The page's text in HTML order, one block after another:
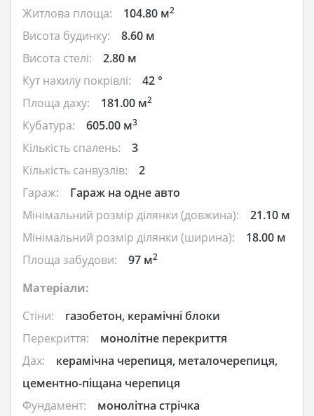
Житлова площа: 104.80 м2
Висота будинку:
8.60 м
Висота стелі:
2.80 м
Кут нахилу покрівлі:
42 °
Площа даху:
181.00 м2
Кубатура: 605.00 м3
Кількість спалень:
3
Кількість санвузлів:
2
Гараж:
Гараж на одне авто
Мінімальний розмір ділянки (довжина):
21.10 м
Мінімальний розмір ділянки (ширина):
18.00 м
Площа забудови:
97 м2
Матеріали:
Стіни:
газобетон, керамічні блоки
Перекриття:
монолітне перекриття
Дах:
керамічна черепиця, металочерепиця,
цементно-піщана черепиця
Фундамент:
монолітна стрічка